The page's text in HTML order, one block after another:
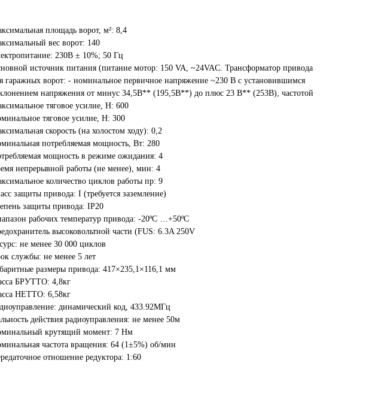
площадь ворот, м²: 8,4
вес ворот: 140
230B ± 10%; 50 Гц
источник питания (питание мотор: 150 VA, ~24VAC. Трансформатор привода
гаражных ворот: - номинальное первичное напряжение ~230 В с установившимся
напряжения от минус 34,5В** (195,5В**) до плюс 23 В** (253В), частотой
тяговое усилие, Н: 600
тяговое усилие, Н: 300
скорость (на холостом ходу): 0,2
потребляемая мощность, Вт: 280
мощность в режиме ожидания: 4
непрерывной работы (не менее), мин: 4
количество циклов работы пр: 9
защиты привода: I (требуется заземление)
защиты привода: IP20
рабочих температур привода: -20ºС …+50ºС
высоковольтной части (FUS: 6.3A 250V
не менее 30 000 циклов
службы: не менее 5 лет
размеры привода: 417×235,1×116,1 мм
БРУТТО: 4,8кг
НЕТТО: 6,58кг
динамический код, 433.92МГц
действия радиоуправления: не менее 50м
крутящий момент: 7 Нм
частота вращения: 64 (1±5%) об/мин
отношение редуктора: 1:60